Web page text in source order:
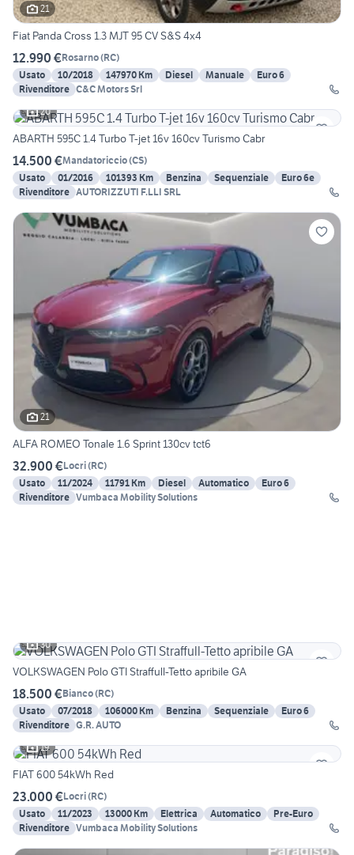
21
Fiat Panda Cross 1.3 MJT 95 CV S&S 4x4
12.990 €Rosarno(RC)
Usato
10/2018 147970 Km Diesel Manuale
Euro 6
Rivenditore C&C Motors Srl
20
ABARTH 595C 1.4 Turbo T-jet 16v 160cv Turismo Cabr
14.500 €Mandatoriccio(CS)
Usato
01/2016 101393 Km Benzina Sequenziale
Euro 6e
Rivenditore AUTORIZZUTI F.LLI SRL
21
ALFA ROMEO Tonale 1.6 Sprint 130cv tct6
32.900 €Locri(RC)
Usato
11/2024 11791 Km Diesel Automatico
Euro 6
Rivenditore Vumbaca Mobility Solutions
30
VOLKSWAGEN Polo GTI Straffull-Tetto apribile GA
18.500 €Bianco(RC)
Usato
07/2018 106000 Km Benzina Sequenziale
Euro 6
Rivenditore G.R. AUTO
19
FIAT 600 54kWh Red
23.000 €Locri(RC)
Usato
11/2023 13000 Km Elettrica Automatico
Pre-Euro
Rivenditore Vumbaca Mobility Solutions